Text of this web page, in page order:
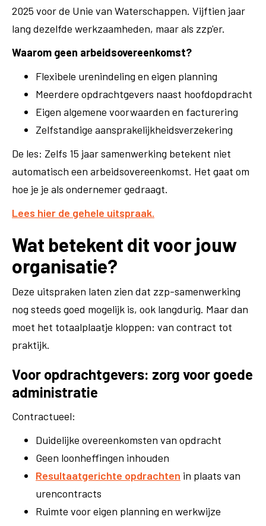
2025 voor de Unie van Waterschappen. Vijftien jaar
lang dezelfde werkzaamheden, maar als zzp'er.
Waarom geen arbeidsovereenkomst?
Flexibele urenindeling en eigen planning
Meerdere opdrachtgevers naast hoofdopdracht
Eigen algemene voorwaarden en facturering
Zelfstandige aansprakelijkheidsverzekering
De les: Zelfs 15 jaar samenwerking betekent niet
automatisch een arbeidsovereenkomst. Het gaat om
hoe je je als ondernemer gedraagt.
Lees hier de gehele uitspraak.
Wat betekent dit voor jouw
organisatie?
Deze uitspraken laten zien dat zzp-samenwerking
nog steeds goed mogelijk is, ook langdurig. Maar dan
moet het totaalplaatje kloppen: van contract tot
praktijk.
Voor opdrachtgevers: zorg voor goede
administratie
Contractueel:
Duidelijke overeenkomsten van opdracht
Geen loonheffingen inhouden
Resultaatgerichte opdrachten in plaats van
urencontracts
Ruimte voor eigen planning en werkwijze